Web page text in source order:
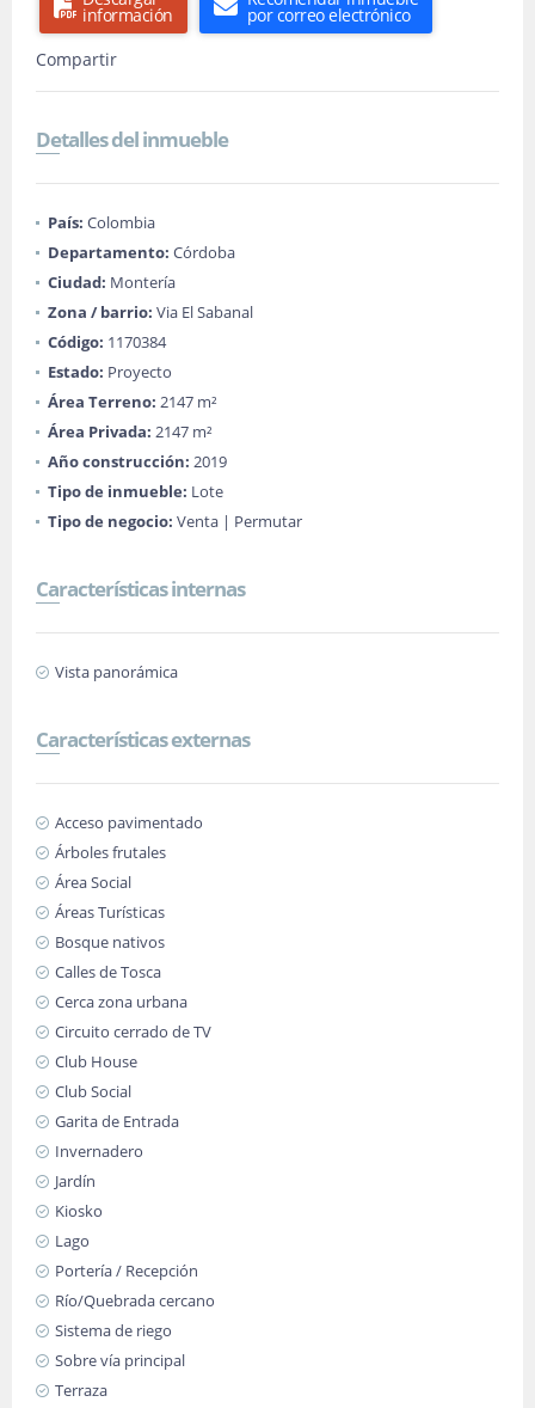
información
por correo electrónico
Compartir
Detalles del inmueble
País: Colombia
Departamento: Córdoba
Ciudad: Montería
Zona / barrio: Via El Sabanal
Código: 1170384
Estado: Proyecto
Área Terreno: 2147 m²
Área Privada: 2147 m²
Año construcción: 2019
Tipo de inmueble: Lote
Tipo de negocio: Venta | Permutar
Características internas
Vista panorámica
Características externas
Acceso pavimentado
Árboles frutales
Área Social
Áreas Turísticas
Bosque nativos
Calles de Tosca
Cerca zona urbana
Circuito cerrado de TV
Club House
Club Social
Garita de Entrada
Invernadero
Jardín
Kiosko
Lago
Portería / Recepción
Río/Quebrada cercano
Sistema de riego
Sobre vía principal
Terraza